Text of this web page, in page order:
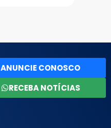
ANUNCIE CONOSCO
RECEBA NOTÍCIAS